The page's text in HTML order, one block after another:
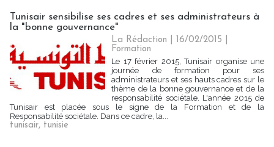
Tunisair sensibilise ses cadres et ses administrateurs à
la "bonne gouvernance"
La Rédaction | 16/02/2015
Formation
Le 17 février 2015, Tunisair organise une
journée de formation pour ses
administrateurs et ses hauts cadres sur le
thème de la bonne gouvernance et de la
responsabilité sociétale. L'année 2015 de
Tunisair est placée sous le signe de la Formation et de la
Responsabilité sociétale. Dans ce cadre, la...
tunisair, tunisie